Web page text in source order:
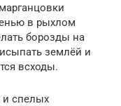
в рыхлом
борозды на
землёй и
всходы.
и спелых